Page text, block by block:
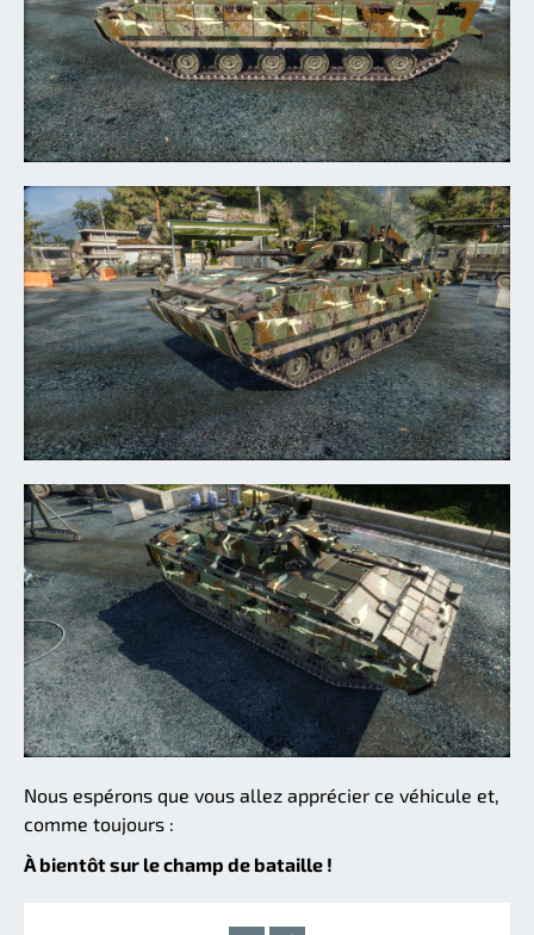
Nous espérons que vous allez apprécier ce véhicule et,
comme toujours :
À bientôt sur le champ de bataille !